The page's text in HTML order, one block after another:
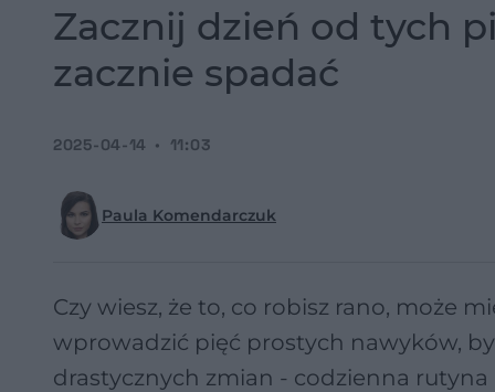
Zacznij dzień od tych
zacznie spadać
Paula Komendarczuk
2025-04-14 11:03
Czy wiesz, że to, co robisz rano, może
wprowadzić pięć prostych nawyków,
drastycznych zmian - codzienna